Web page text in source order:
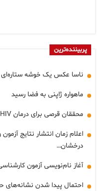
پربیننده‌ترین
ناسا عکس یک خوشه ستاره‌ای
ماهواره ژاپنی به فضا رسید
محققان قرصی برای درمان HIV ساختند
اعلام زمان انتشار نتایج
درخشان…
آغاز نام‌نویسی آزمون کارشناسی
احتمال پیدا شدن نشانه‌های